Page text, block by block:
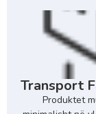
Transport
Produktet